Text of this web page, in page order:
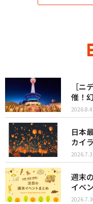
［ニ
催！
2026.8.4
日本
カイ
週末
イベ